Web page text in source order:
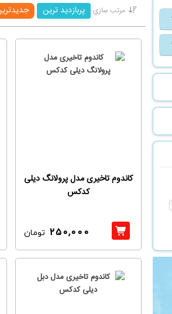
مرتب سازي پربازديد ترين
کاندوم تاخیری مدل پرولانگ دیلی
کدکس
250,000 تومان